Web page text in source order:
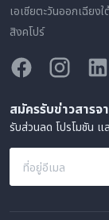
เอเชียตะวันออกเฉียง
สิงคโปร์
สมัครรับข่าวสารจ
รับส่วนลด โปรโมชัน
ที่อยู่อีเมล